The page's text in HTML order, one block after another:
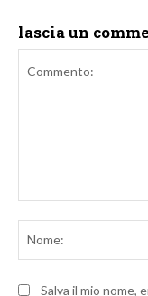
lascia un
Salva il mio nome,